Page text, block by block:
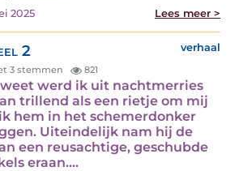
2025 Lees meer >
2 verhaal
3 stemmen 821
werd ik uit nachtmerries
trillend als een rietje om mij
hem in het schemerdonker
Uiteindelijk nam hij de
een reusachtige, geschubde
eraan.…